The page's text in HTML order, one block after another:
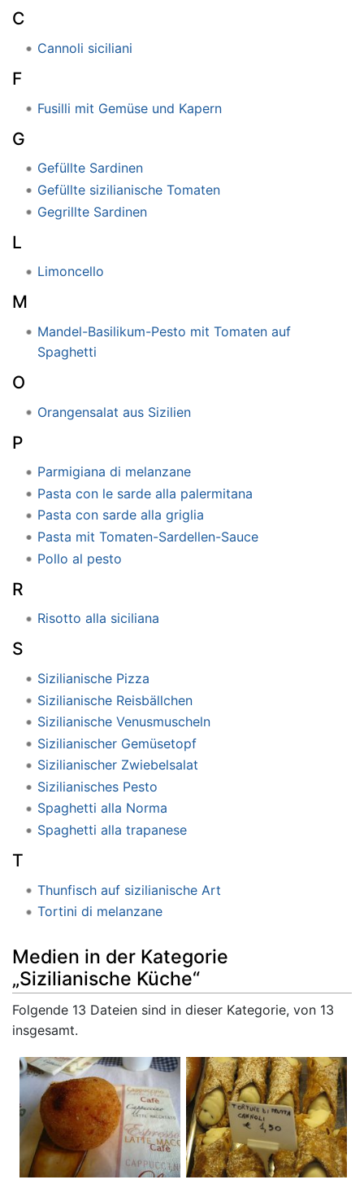
C
Cannoli siciliani
F
Fusilli mit Gemüse und Kapern
G
Gefüllte Sardinen
Gefüllte sizilianische Tomaten
Gegrillte Sardinen
L
Limoncello
M
Mandel-Basilikum-Pesto mit Tomaten auf
Spaghetti
O
Orangensalat aus Sizilien
P
Parmigiana di melanzane
Pasta con le sarde alla palermitana
Pasta con sarde alla griglia
Pasta mit Tomaten-Sardellen-Sauce
Pollo al pesto
R
Risotto alla siciliana
S
Sizilianische Pizza
Sizilianische Reisbällchen
Sizilianische Venusmuscheln
Sizilianischer Gemüsetopf
Sizilianischer Zwiebelsalat
Sizilianisches Pesto
Spaghetti alla Norma
Spaghetti alla trapanese
T
Thunfisch auf sizilianische Art
Tortini di melanzane
Medien in der Kategorie
„Sizilianische Küche“
Folgende 13 Dateien sind in dieser Kategorie, von 13
insgesamt.